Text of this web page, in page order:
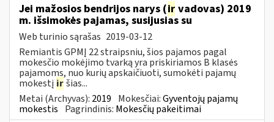
Jei mažosios bendrijos narys (ir vadovas) 2019
m. išsimokės pajamas, susijusias su
Web turinio sąrašas 2019-03-12
Remiantis GPMĮ 22 straipsniu, šios pajamos pagal
mokesčio mokėjimo tvarką yra priskiriamos B klasės
pajamoms, nuo kurių apskaičiuoti, sumokėti pajamų
mokestį iršias...
Metai (Archyvas): 2019 Mokesčiai:Gyventojų pajamų
mokestis Pagrindinis: Mokesčių pakeitimai